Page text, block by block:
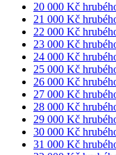
20 000 Kč
21 000 Kč
22 000 Kč
23 000 Kč
24 000 Kč
25 000 Kč
26 000 Kč
27 000 Kč
28 000 Kč
29 000 Kč
30 000 Kč
31 000 Kč